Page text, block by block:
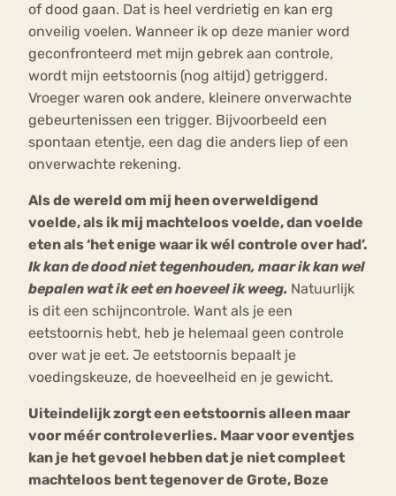
of dood gaan. Dat is heel verdrietig en kan erg
onveilig voelen. Wanneer ik op deze manier word
geconfronteerd met mijn gebrek aan controle,
wordt mijn eetstoornis (nog altijd) getriggerd.
Vroeger waren ook andere, kleinere onverwachte
gebeurtenissen een trigger. Bijvoorbeeld een
spontaan etentje, een dag die anders liep of een
onverwachte rekening.
Als de wereld om mij heen overweldigend
voelde, als ik mij machteloos voelde, dan voelde
eten als ‘het enige waar ik wél controle over had’.
Ik kan de dood niet tegenhouden, maar ik kan wel
bepalen wat ik eet en hoeveel ik weeg. Natuurlijk
is dit een schijncontrole. Want als je een
eetstoornis hebt, heb je helemaal geen controle
over wat je eet. Je eetstoornis bepaalt je
voedingskeuze, de hoeveelheid en je gewicht.
Uiteindelijk zorgt een eetstoornis alleen maar
voor méér controleverlies. Maar voor eventjes
kan je het gevoel hebben dat je niet compleet
machteloos bent tegenover de Grote, Boze